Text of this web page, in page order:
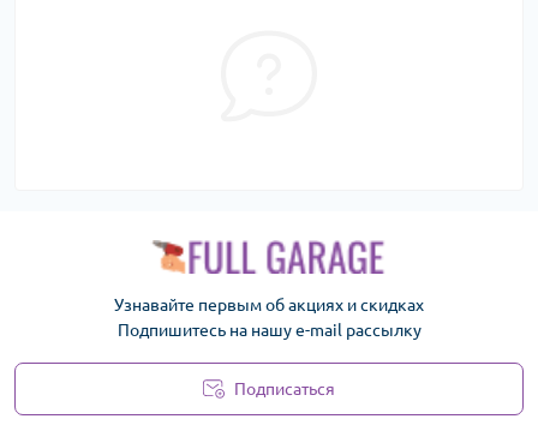
Узнавайте первым об акциях и скидках
Подпишитесь на нашу e-mail рассылку
Подписаться